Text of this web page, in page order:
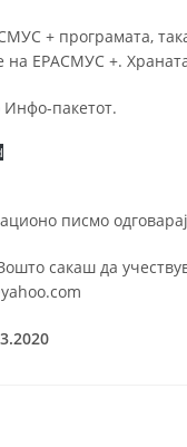
+ програмата,
на ЕРАСМУС +.
Инфо-пакетот.
писмо
сакаш да